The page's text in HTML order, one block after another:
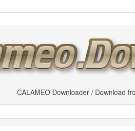
CALAMEO Downloader / Download